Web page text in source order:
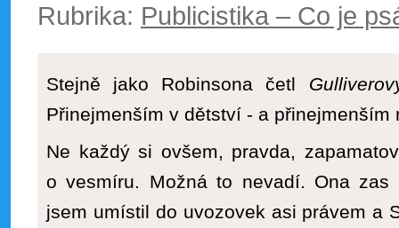
Rubrika: Publicistika – Co je
Stejně jako Robinsona četl
Přinejmenším v dětství - a přinejmenším
Ne každý si ovšem, pravda,
o vesmíru. Možná to nevadí. Ona
jsem umístil do uvozovek asi právem a